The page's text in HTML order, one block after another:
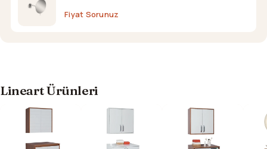
Fiyat Sorunuz
Lineart Ürünleri